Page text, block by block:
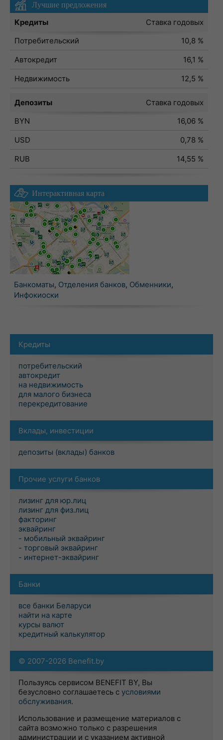
Лучшие предложения
Кредиты
Ставка годовых
Потребительский
10,8 %
Автокредит
16,1 %
Недвижимость
12,5 %
Депозиты
Ставка годовых
BYN
16,06 %
USD
0,78 %
RUB
14,55 %
Интерактивная карта
Банкоматы, Отделения банков, Обменники,
Инфокиоски
Кредиты
потребительский
автокредит
на недвижимость
для малого бизнеса
перекредитование
Вклады, инвестиции
депозиты (вклады) банков
Прочие услуги банков
лизинг для юр.лиц
лизинг для физ.лиц
факторинг
эквайринг
- мобильный эквайринг
- торговый эквайринг
- интернет-эквайринг
Банки
все банки Беларуси
найти на карте
курсы валют
кредитный калькулятор
© 2007-2026 Benefit.by
Пользуясь сервисом BENEFIT BY, Вы
безусловно соглашаетесь с условиями
обслуживания.
Использование и размещение материалов с
сайта возможно только с разрешения
администрации и с указанием активной